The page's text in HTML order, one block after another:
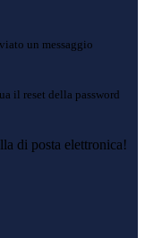
un messaggio
il reset della password
di posta elettronica!